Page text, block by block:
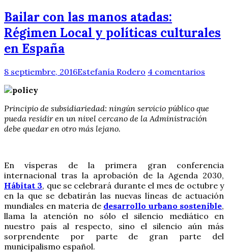
Bailar con las manos atadas:
Régimen Local y políticas culturales
en España
8 septiembre, 2016Estefanía Rodero 4 comentarios
Principio de subsidiariedad: ningún servicio público que
pueda residir en un nivel cercano de la Administración
debe quedar en otro más lejano.
En vísperas de la primera gran conferencia
internacional tras la aprobación de la Agenda 2030,
Hábitat 3, que se celebrará durante el mes de octubre y
en la que se debatirán las nuevas líneas de actuación
mundiales en materia de desarrollo urbano sostenible,
llama la atención no sólo el silencio mediático en
nuestro país al respecto, sino el silencio aún más
sorprendente por parte de gran parte del
municipalismo español.